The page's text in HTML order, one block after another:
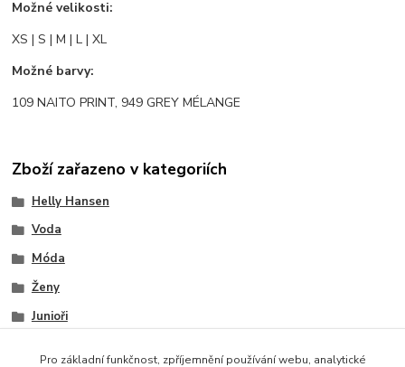
Možné velikosti:
XS | S | M | L | XL
Možné barvy:
109 NAITO PRINT, 949 GREY MÉLANGE
Zboží zařazeno v kategoriích
Helly Hansen
Voda
Móda
Ženy
Junioři
Pro základní funkčnost, zpříjemnění používání webu, analytické